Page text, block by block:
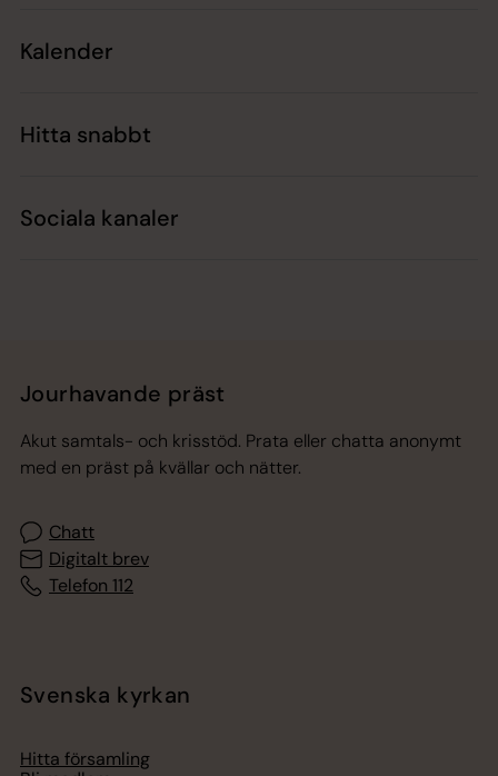
Kalender
Hitta snabbt
Sociala kanaler
Jourhavande präst
Akut samtals- och krisstöd. Prata eller chatta anonymt
med en präst på kvällar och nätter.
Chatt
Digitalt brev
Telefon 112
Svenska kyrkan
Hitta församling